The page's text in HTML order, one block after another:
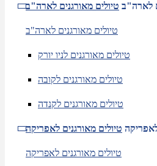
לארה"ב טיולים מאורגנים לארה"ב
טיולים מאורגנים לארה"ב
טיולים מאורגנים לניו יורק
טיולים מאורגנים לקובה
טיולים מאורגנים לקנדה
טיולים מאורגנים לאפריקה
טיולים מאורגנים לאפריקה